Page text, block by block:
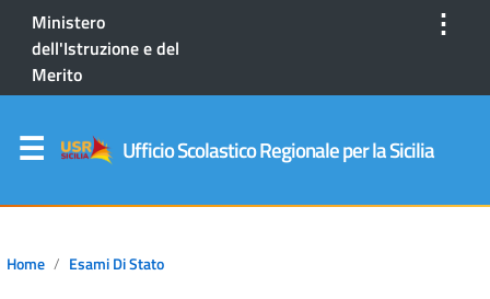
Ministero
dell'Istruzione e del
Merito
⋮
Ufficio Scolastico Regionale per la Sicilia
Home Esami Di Stato